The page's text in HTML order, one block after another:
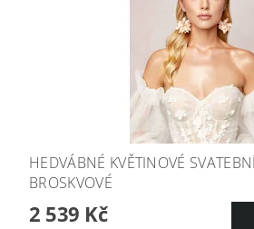
HEDVÁBNÉ KVĚTINOVÉ
BROSKVOVÉ
2 539 Kč